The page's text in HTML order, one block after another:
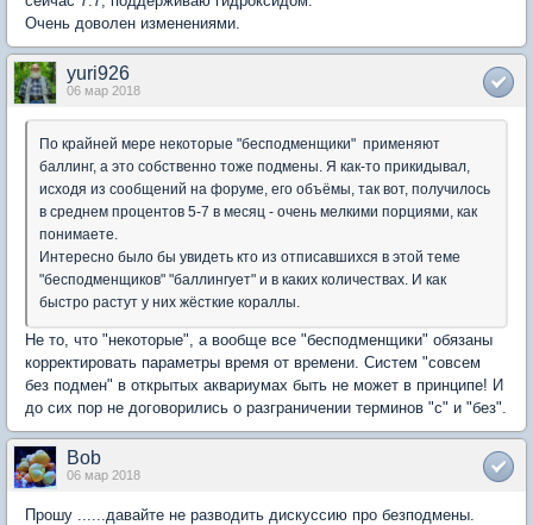
Очень доволен изменениями.
yuri926
06 мар 2018
По крайней мере некоторые "бесподменщики" применяют
баллинг, а это собственно тоже подмены. Я как-то прикидывал,
исходя из сообщений на форуме, его объёмы, так вот, получилось
в среднем процентов 5-7 в месяц - очень мелкими порциями, как
понимаете.
Интересно было бы увидеть кто из отписавшихся в этой теме
"бесподменщиков" "баллингует" и в каких количествах. И как
быстро растут у них жёсткие кораллы.
Не то, что "некоторые", а вообще все "бесподменщики" обязаны
корректировать параметры время от времени. Систем "совсем
без подмен" в открытых аквариумах быть не может в принципе! И
до сих пор не договорились о разграничении терминов "с" и "без".
Bob
06 мар 2018
Прошу ......давайте не разводить дискуссию про безподмены.